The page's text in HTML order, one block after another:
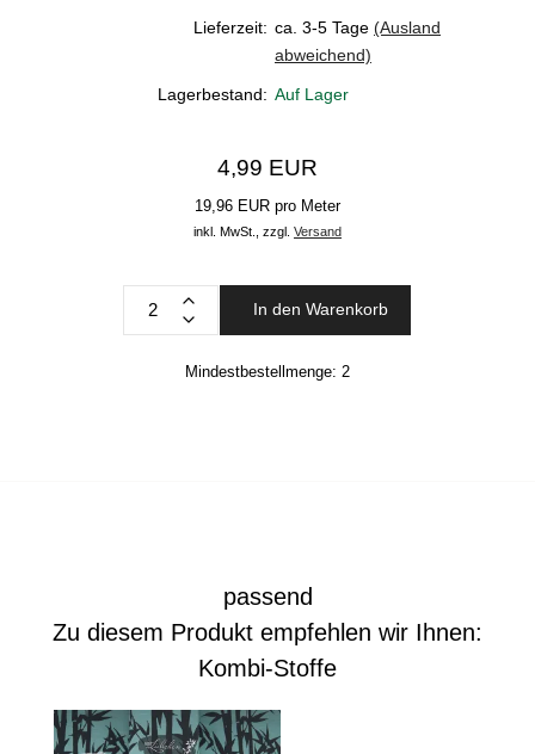
Lieferzeit: ca. 3-5 Tage (Ausland
abweichend)
Lagerbestand: Auf Lager
4,99 EUR
19,96 EUR pro Meter
inkl. MwSt., zzgl. Versand
In den Warenkorb
Mindestbestellmenge: 2
passend
Zu diesem Produkt empfehlen wir Ihnen:
Kombi-Stoffe